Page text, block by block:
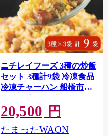
ニチレイフーズ 3種の炒飯
セット 3種計9袋 冷凍食品
冷凍チャーハン 船橋市
イオンリテール
20,500 円
たまったWAON